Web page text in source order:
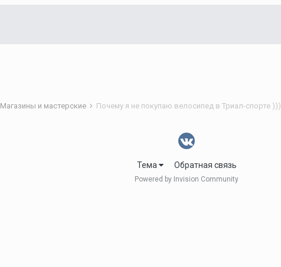
Магазины и мастерские Почему я не покупаю велосипед в Триал-спорте )))
Тема Обратная связь
Powered by Invision Community